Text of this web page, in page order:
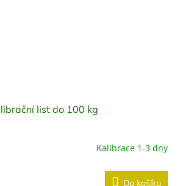
list do 100 kg
Kalibrace 1-3 dny
Do košíku